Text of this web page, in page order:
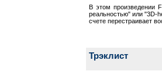
В этом произведении
реальностью" или "3D-
счете перестраивает
Трэклист